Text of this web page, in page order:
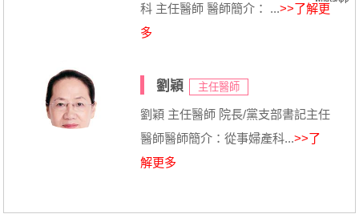
科 主任醫師 醫師簡介： ...>>了解更
多
劉穎 主任醫師
劉穎 主任醫師 院長/黨支部書記主任
醫師醫師簡介：從事婦產科...>>了
解更多